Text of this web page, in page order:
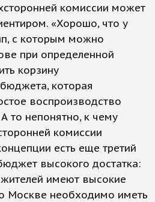
комиссии может
«Хорошо, что у
с которым можно
при определенной
корзину
которая
воспроизводство
то непонятно, к чему
комиссии
есть еще третий
высокого достатка:
имеют высокие
Москве необходимо иметь